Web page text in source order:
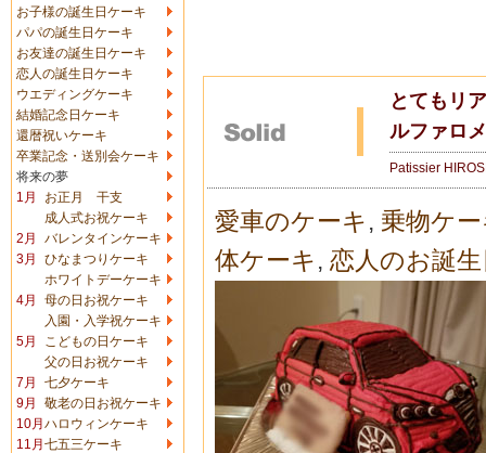
お子様の誕生日ケーキ
パパの誕生日ケーキ
お友達の誕生日ケーキ
恋人の誕生日ケーキ
ウエディングケーキ
結婚記念日ケーキ
還暦祝いケーキ
卒業記念・送別会ケーキ
将来の夢
1月
お正月 干支
成人式お祝ケーキ
2月
バレンタインケーキ
3月
ひなまつりケーキ
ホワイトデーケーキ
4月
母の日お祝ケーキ
入園・入学祝ケーキ
5月
こどもの日ケーキ
父の日お祝ケーキ
7月
七夕ケーキ
9月
敬老の日お祝ケーキ
10月 ハロウィンケーキ
11月 七五三ケーキ
とてもリ
ルファロ
Patissier
愛車のケーキ , 乗物ケ
体ケーキ , 恋人のお誕